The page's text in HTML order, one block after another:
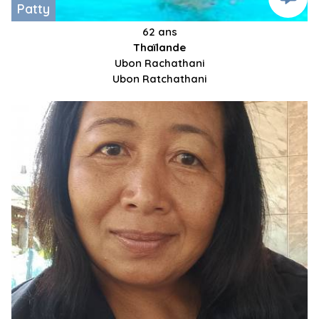
Patty
62 ans
Thaïlande
Ubon Rachathani
Ubon Ratchathani